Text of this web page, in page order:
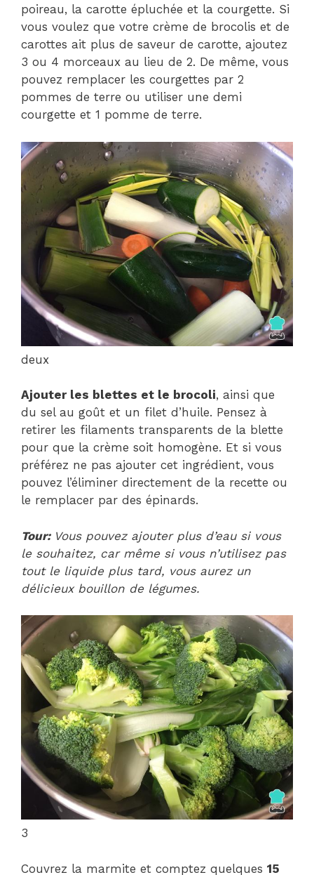
poireau, la carotte épluchée et la courgette. Si
vous voulez que votre crème de brocolis et de
carottes ait plus de saveur de carotte, ajoutez
3 ou 4 morceaux au lieu de 2. De même, vous
pouvez remplacer les courgettes par 2
pommes de terre ou utiliser une demi
courgette et 1 pomme de terre.
deux
Ajouter les blettes et le brocoli, ainsi que
du sel au goût et un filet d’huile. Pensez à
retirer les filaments transparents de la blette
pour que la crème soit homogène. Et si vous
préférez ne pas ajouter cet ingrédient, vous
pouvez l’éliminer directement de la recette ou
le remplacer par des épinards.
Tour:Vous pouvez ajouter plus d’eau si vous
le souhaitez, car même si vous n’utilisez pas
tout le liquide plus tard, vous aurez un
délicieux bouillon de légumes.
3
Couvrez la marmite et comptez quelques 15